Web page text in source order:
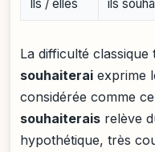
Ils / elles ils
La difficulté
souhaiterai exprime
considérée comme
souhaiterais relève
hypothétique, très